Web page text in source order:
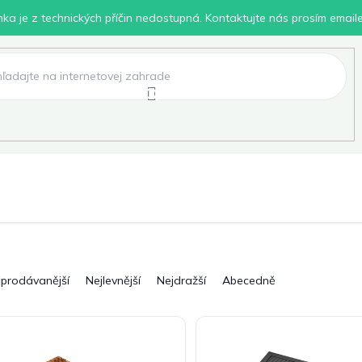
je z technických příčin nedostupná. Kontaktujte nás prosím
Nejlevnější Nejdražší Abecedně